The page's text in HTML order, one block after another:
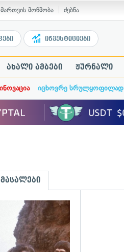
მართვის მოწმობა ძებნა
ინვესტიციები
ახალი ამბები ჟურნალი
იცხოვრე სრულყოფილად